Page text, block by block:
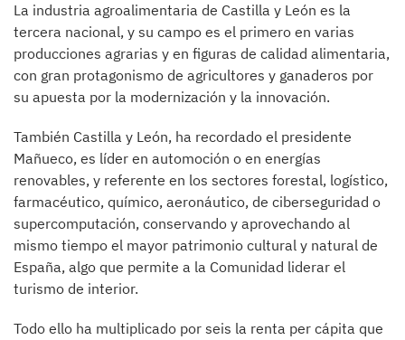
La industria agroalimentaria de Castilla y León es la
tercera nacional, y su campo es el primero en varias
producciones agrarias y en figuras de calidad alimentaria,
con gran protagonismo de agricultores y ganaderos por
su apuesta por la modernización y la innovación.
También Castilla y León, ha recordado el presidente
Mañueco, es líder en automoción o en energías
renovables, y referente en los sectores forestal, logístico,
farmacéutico, químico, aeronáutico, de ciberseguridad o
supercomputación, conservando y aprovechando al
mismo tiempo el mayor patrimonio cultural y natural de
España, algo que permite a la Comunidad liderar el
turismo de interior.
Todo ello ha multiplicado por seis la renta per cápita que